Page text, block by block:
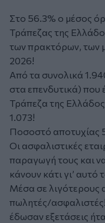
Στο 56.3% ο μέσος
Τράπεζας της
των πρακτόρων, των
2026!
Από τα συνολικά
στα επενδυτικά) που
Τράπεζα της
1.073!
Ποσοστό αποτυχίας
Οι ασφαλιστικές
παραγωγή τους και
κάνουν κάτι γι’
Μέσα σε λιγότερους
πωλητές/
έδωσαν εξετάσεις